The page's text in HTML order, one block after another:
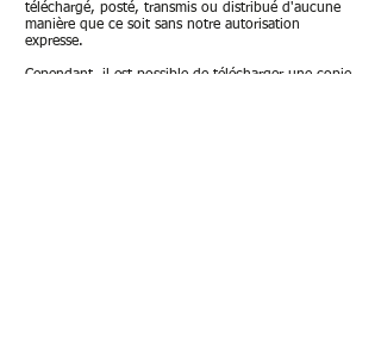
téléchargé, posté, transmis ou distribué d'aucune
manière que ce soit sans notre autorisation
expresse.
Cependant, il est possible de télécharger une copie